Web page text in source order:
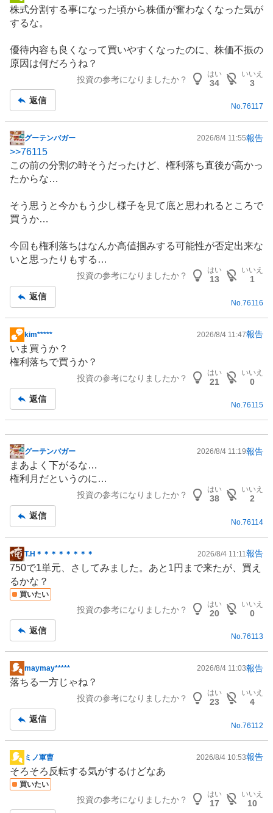
示
板
事
株式分割する事になった頃から株価が奮わなくなった気が
するな。
優待内容も良くなって買いやすくなったのに、株価不振の
原因は何だろうね？
投資の参考になりましたか？
はい
34
いいえ
3
返信
No.76117
掲
示
板
記
グーテンバガー 2026/8/4 11:55報告
>>76115
この前の分割の時そうだったけど、権利落ち直後が高かっ
たからな…
そう思うと今かもう少し様子を見て底と思われるところで
買うか…
今回も権利落ちはなんか高値掴みする可能性が否定出来な
いと思ったりもする…
投資の参考になりましたか？
はい
13
いいえ
1
返信
No. 76116
掲
示
板
kim***** 2026/8/4 11:47報告
いま買うか？
権利落ちで買うか？
投資の参考になりましたか？
はい
21
いいえ
0
返信
No.76115
掲
示
板
グーテンバガー 2026/8/4 11:19報告
まあよく下がるな…
権利月だというのに…
投資の参考になりましたか？
はい
38
いいえ
2
返信
No. 76114
掲
示
板
記
T.H＊＊＊＊＊＊＊＊ 2026/8/4 11:11 報告
750で1単元、さしてみました。あと1円まで来たが、買え
るかな？
買いたい
投資の参考になりましたか？
はい
20
いいえ
0
返信
No.76113
掲
示
事
maymay***** 2026/8/4 11:03報告
落ちる一方じゃね？
投資の参考になりましたか？
はい
23
いいえ
4
返信
No. 76112
掲
示
板
ミノ軍曹 2026/8/4 10:53報告
そろそろ反転する気がするけどなあ
買いたい
投資の参考になりましたか？
はい
17
いいえ
10